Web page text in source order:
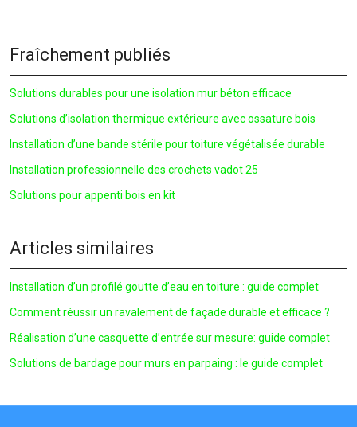
Fraîchement publiés
Solutions durables pour une isolation mur béton efficace
Solutions d’isolation thermique extérieure avec ossature bois
Installation d’une bande stérile pour toiture végétalisée durable
Installation professionnelle des crochets vadot 25
Solutions pour appenti bois en kit
Articles similaires
Installation d’un profilé goutte d’eau en toiture : guide complet
Comment réussir un ravalement de façade durable et efficace ?
Réalisation d’une casquette d’entrée sur mesure: guide complet
Solutions de bardage pour murs en parpaing : le guide complet